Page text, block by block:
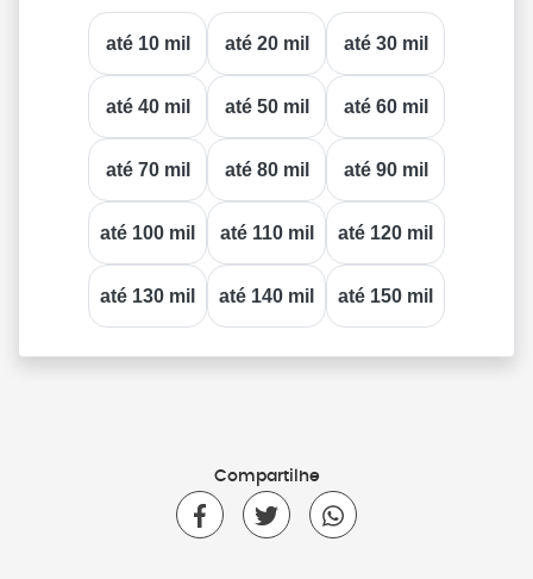
até 10 mil até 20 mil até 30 mil
até 40 mil até 50 mil até 60 mil
até 70 mil até 80 mil até 90 mil
até 100 mil até 110 mil até 120 mil
até 130 mil até 140 mil até 150 mil
Compartilhe